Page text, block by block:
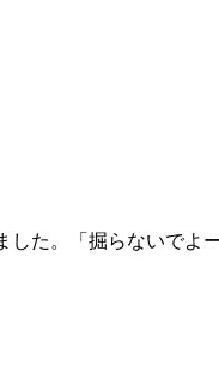
た。「掘らないでよ